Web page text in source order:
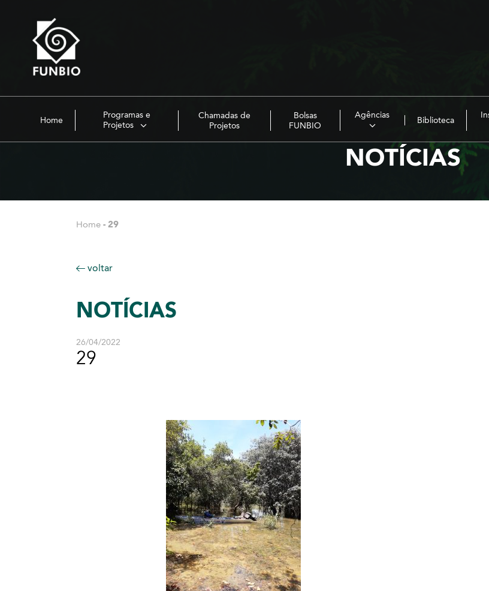
Home
Programas e
Projetos
Chamadas de
Projetos
Bolsas
FUNBIO
Agências
Biblioteca
NOTÍCIAS
Home - 29
voltar
NOTÍCIAS
26/04/2022
29